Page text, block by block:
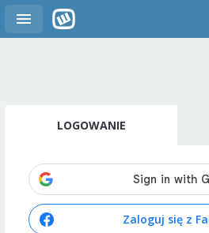
LOGOWANIE
Zaloguj się z